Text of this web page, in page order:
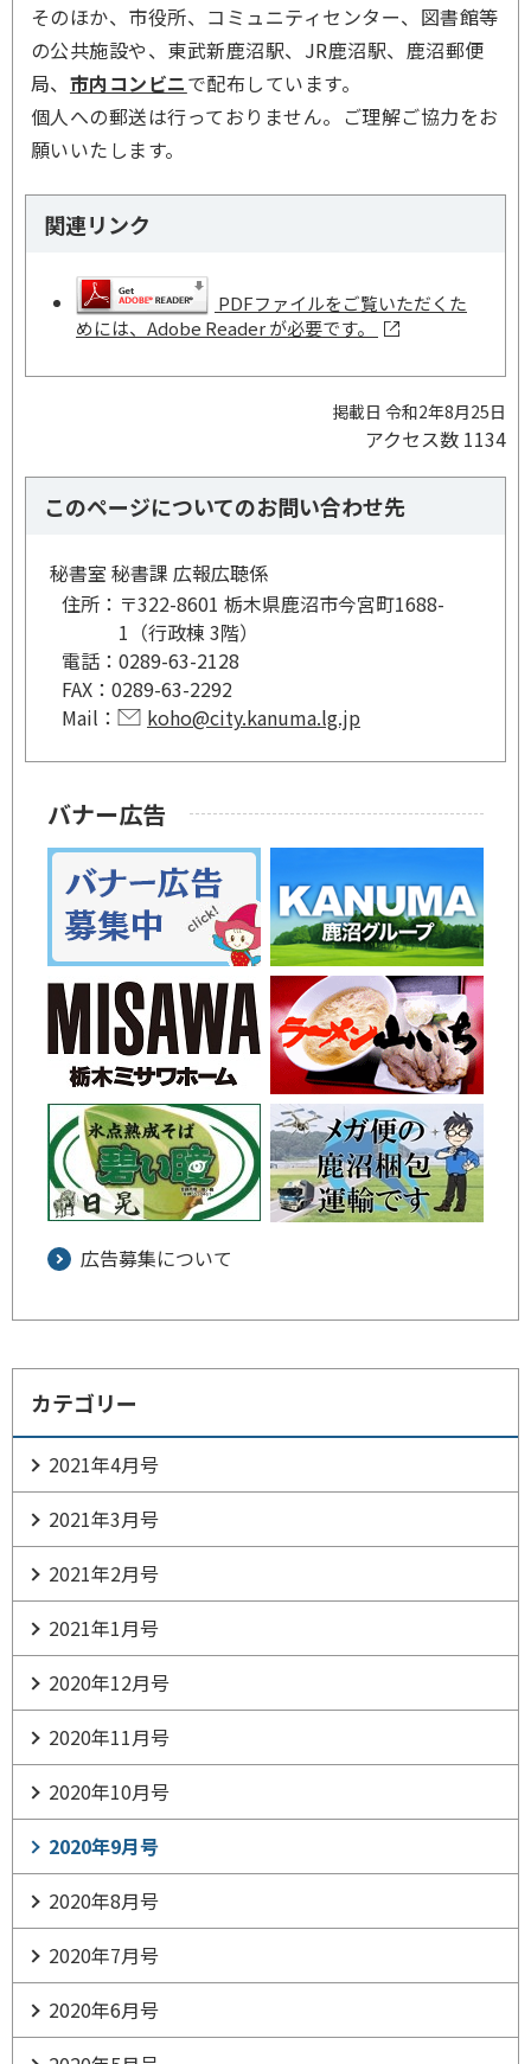
そのほか、市役所、コミュニティセンター、図書館等
の公共施設や、東武新鹿沼駅、JR鹿沼駅、鹿沼郵便
局、 市内コンビニで配布しています。
個人への郵送は行っておりません。ご理解ご協力をお
願いいたします。
関連リンク
PDFファイルをご覧いただくた
めには、Adobe Reader が必要です。
掲載日 令和2年8月25日
アクセス数 1134
このページについてのお問い合わせ先
秘書室 秘書課 広報広聴係
住所： 〒322-8601 栃木県鹿沼市今宮町1688-
1（行政棟 3階）
電話： 0289-63-2128
FAX： 0289-63-2292
Mail：
koho@city.kanuma.lg.jp
バナー広告
広告募集について
カテゴリー
2021年4月号
2021年3月号
2021年2月号
2021年1月号
2020年12月号
2020年11月号
2020年10月号
2020年9月号
2020年8月号
2020年7月号
2020年6月号